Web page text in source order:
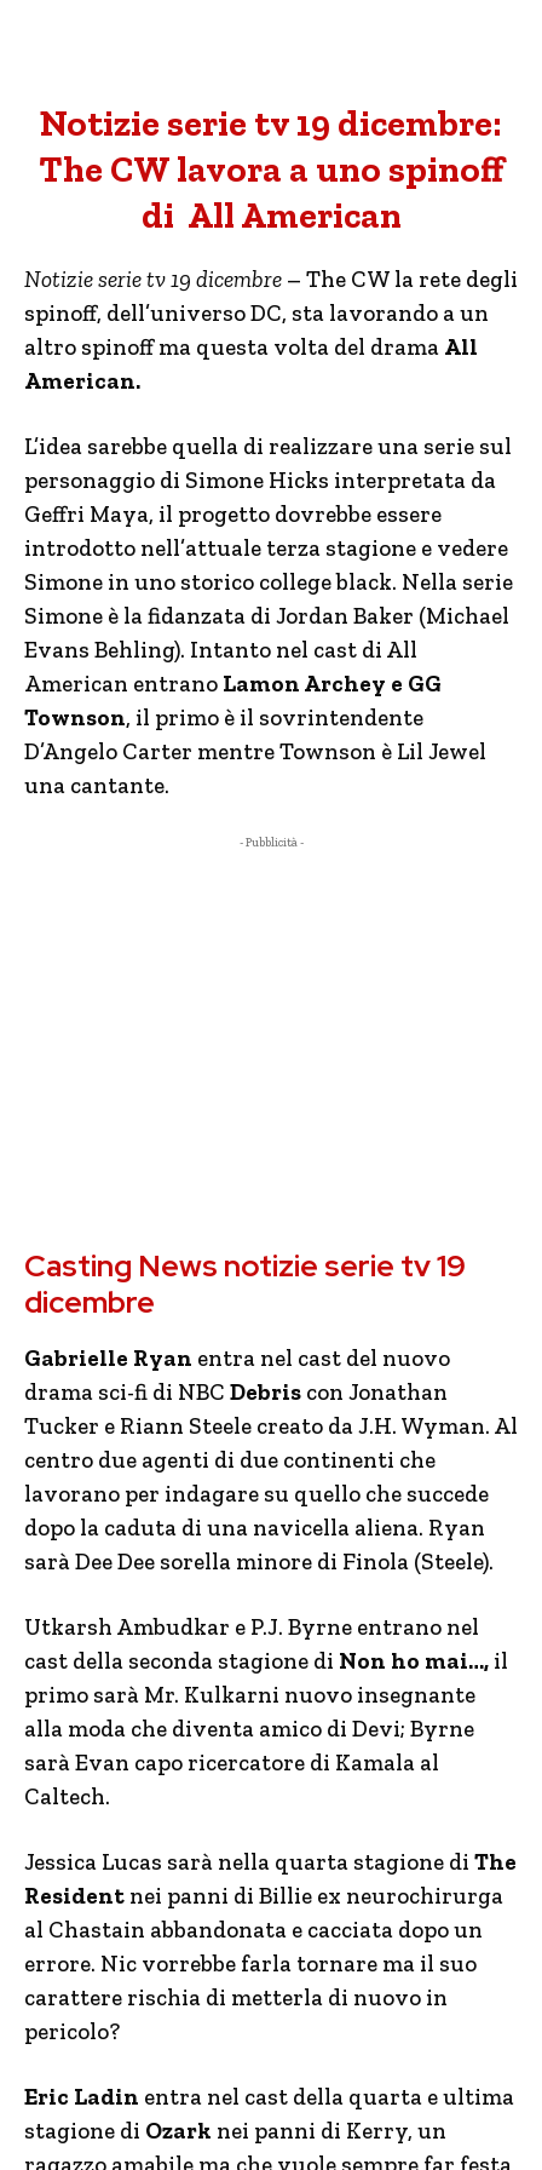
Notizie serie tv 19 dicembre:
The CW lavora a uno spinoff
di All American
Notizie serie tv 19 dicembre – The CW la rete degli
spinoff, dell’universo DC, sta lavorando a un
altro spinoff ma questa volta del drama All
American.
L’idea sarebbe quella di realizzare una serie sul
personaggio di Simone Hicks interpretata da
Geffri Maya, il progetto dovrebbe essere
introdotto nell’attuale terza stagione e vedere
Simone in uno storico college black. Nella serie
Simone è la fidanzata di Jordan Baker (Michael
Evans Behling). Intanto nel cast di All
American entrano Lamon Archey e GG
Townson, il primo è il sovrintendente
D’Angelo Carter mentre Townson è Lil Jewel
una cantante.
- Pubblicità -
Casting News notizie serie tv 19
dicembre
Gabrielle Ryan entra nel cast del nuovo
drama sci-fi di NBC Debris con Jonathan
Tucker e Riann Steele creato da J.H. Wyman. Al
centro due agenti di due continenti che
lavorano per indagare su quello che succede
dopo la caduta di una navicella aliena. Ryan
sarà Dee Dee sorella minore di Finola (Steele).
Utkarsh Ambudkar e P.J. Byrne entrano nel
cast della seconda stagione di Non ho mai…, il
primo sarà Mr. Kulkarni nuovo insegnante
alla moda che diventa amico di Devi; Byrne
sarà Evan capo ricercatore di Kamala al
Caltech.
Jessica Lucas sarà nella quarta stagione di The
Resident nei panni di Billie ex neurochirurga
al Chastain abbandonata e cacciata dopo un
errore. Nic vorrebbe farla tornare ma il suo
carattere rischia di metterla di nuovo in
pericolo?
Eric Ladin entra nel cast della quarta e ultima
stagione di Ozark nei panni di Kerry, un